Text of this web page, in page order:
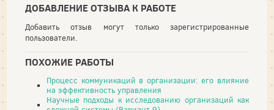
ДОБАВЛЕНИЕ ОТЗЫВА К РАБОТЕ
Добавить отзыв могут только зарегистрированные
пользователи.
ПОХОЖИЕ РАБОТЫ
Процесс коммуникаций в организации: его влияние
на эффективность управления
Научные подходы к исследованию организаций как